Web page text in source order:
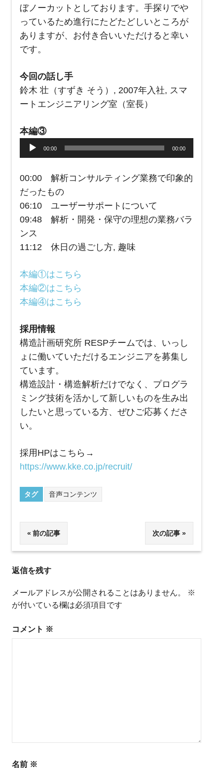
ぼノーカットとしております。手探りでや
っているため進行にたどたどしいところが
ありますが、お付き合いいただけると幸い
です。
今回の話し手
鈴木 壮（すずき そう）, 2007年入社, スマ
ートエンジニアリング室（室長）
本編③
声
レ
00:00 00:00
00:00 解析コンサルティング業務で印象的
だったもの
06:10 ユーザーサポートについて
09:48 解析・開発・保守の理想の業務バラ
ンス
11:12 休日の過ごし方, 趣味
本編①はこちら
本編②はこちら
本編④はこちら
採用情報
構造計画研究所 RESPチームでは、いっし
ょに働いていただけるエンジニアを募集し
ています。
構造設計・構造解析だけでなく、プログラ
ミング技術を活かして新しいものを生み出
したいと思っている方、ぜひご応募くださ
い。
採用HPはこちら→
https://www.kke.co.jp/recruit/
タグ 音声コンテンツ
投
稿
ナ
ビ
ゲ
ー
前の記事 次の記事
返信を残す
メールアドレスが公開されることはありません。
※
が付いている欄は必須項目です
コメント ※
名前 ※